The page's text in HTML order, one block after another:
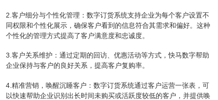
2.客户细分与个性化管理：数字订货系统支持企业为每个客户设置不
同权限和个性化展示，确保客户看到的信息符合其需求和偏好。这种
个性化的管理方式提高了客户满意度和忠诚度。
3.客户关系维护：通过定期的回访、优惠活动等方式，快马数字帮助
企业保持与客户的良好关系，提高客户复购率。
4.精准营销，唤醒沉睡客户：数字订货系统通过客户运营一张表，可
以快速帮助企业识别出长时间未购买或活跃度较低的客户，并提供唤